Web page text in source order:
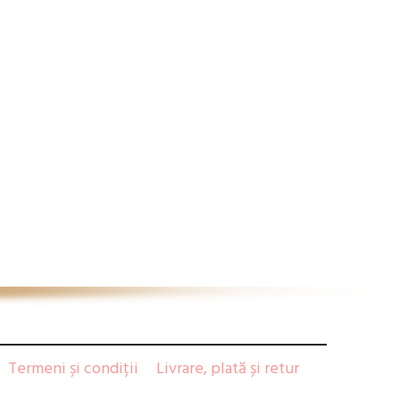
Termeni și condiții Livrare, plată și retur